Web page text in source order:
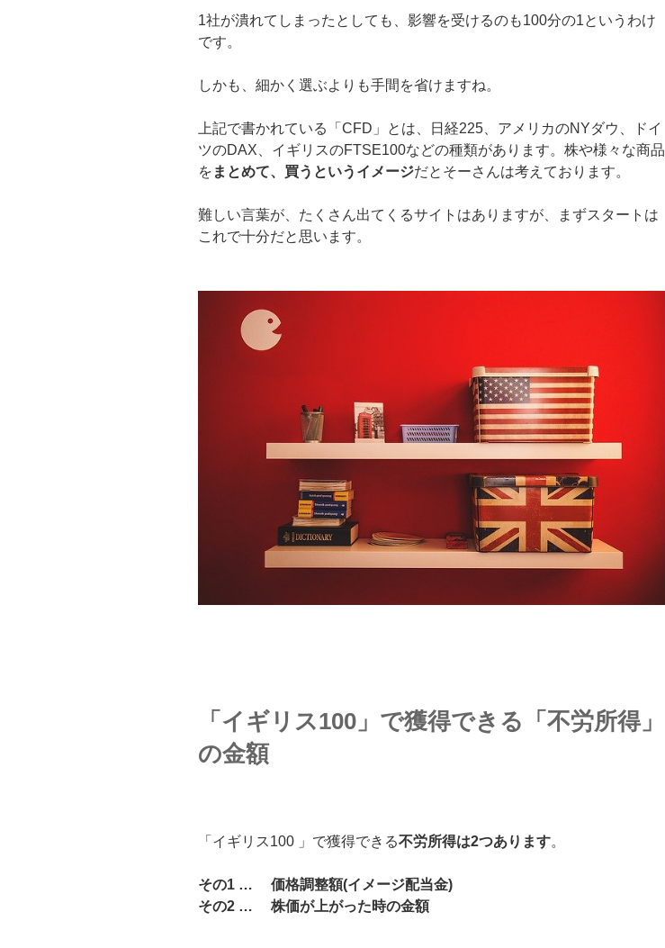
1社が潰れてしまったとしても、影響を受けるのも100分の1というわけ
です。
しかも、細かく選ぶよりも手間を省けますね。
上記で書かれている「CFD」とは、日経225、アメリカのNYダウ、ドイ
ツのDAX、イギリスのFTSE100などの種類があります。株や様々な商品
を まとめて、買う というイメージだとそーさんは考えております。
難しい言葉が、たくさん出てくるサイトはありますが、まずスタートは
これで十分だと思います。
「イギリス100」で獲得できる「不労所得」
の金額
「イギリス100 」で獲得できる不労所得は2つあります。
その1 … 価格調整額(イメージ配当金)
その2 … 株価が上がった時の金額